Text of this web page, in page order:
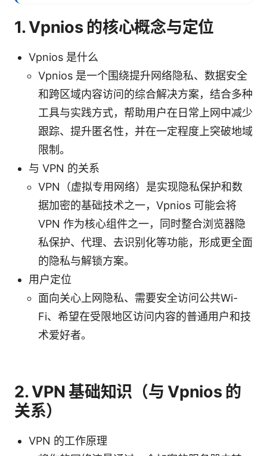
1. Vpnios 的核心概念与定位
Vpnios 是什么
Vpnios 是一个围绕提升网络隐私、数据安全
和跨区域内容访问的综合解决方案，结合多种
工具与实践方式，帮助用户在日常上网中减少
跟踪、提升匿名性，并在一定程度上突破地域
限制。
与 VPN 的关系
VPN（虚拟专用网络）是实现隐私保护和数
据加密的基础技术之一，Vpnios 可能会将
VPN 作为核心组件之一，同时整合浏览器隐
私保护、代理、去识别化等功能，形成更全面
的隐私与解锁方案。
用户定位
面向关心上网隐私、需要安全访问公共Wi-
Fi、希望在受限地区访问内容的普通用户和技
术爱好者。
2. VPN 基础知识（与 Vpnios 的
关系）
VPN 的工作原理